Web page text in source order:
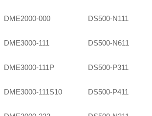
DME2000-000 DS500-N111
DME3000-111 DS500-N611
DME3000-111P DS500-P311
DME3000-111S10 DS500-P411